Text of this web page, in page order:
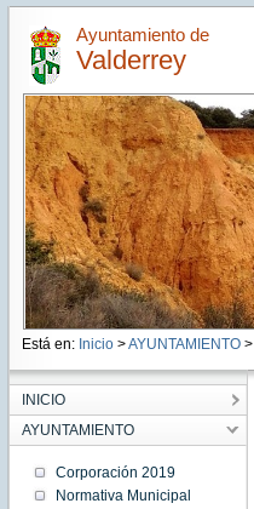
Ayuntamiento de
Valderrey
Está en: Inicio >AYUNTAMIENTO>
INICIO
AYUNTAMIENTO
Corporación 2019
Normativa Municipal